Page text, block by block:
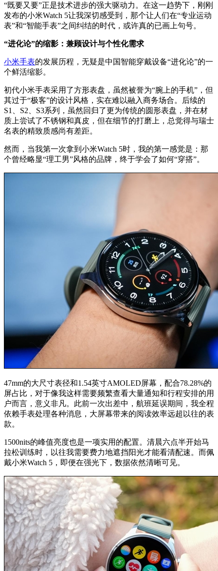
“既要又要”正是技术进步的强大驱动力。在这一趋势下，刚刚
发布的小米Watch 5让我深切感受到，那个让人们在“专业运动
表”和“智能手表”之间纠结的时代，或许真的已画上句号。
“进化论”的缩影：兼顾设计与个性化需求
小米手表的发展历程，无疑是中国智能穿戴设备“进化论”的一
个鲜活缩影。
初代小米手表采用了方形表盘，虽然被誉为“腕上的手机”，但
其过于“极客”的设计风格，实在难以融入商务场合。后续的
S1、S2、S3系列，虽然回归了更为传统的圆形表盘，并在材
质上尝试了不锈钢和真皮，但在细节的打磨上，总觉得与瑞士
名表的精致质感尚有差距。
然而，当我第一次拿到小米Watch 5时，我的第一感觉是：那
个曾经略显“理工男”风格的品牌，终于学会了如何“穿搭”。
47mm的大尺寸表径和1.54英寸AMOLED屏幕，配合78.28%的
屏占比，对于像我这样需要频繁查看大量通知和行程安排的用
户而言，意义非凡。此前一次出差中，航班延误期间，我全程
依赖手表处理各种消息，大屏幕带来的阅读效率远超以往的表
款。
1500nits的峰值亮度也是一项实用的配置。清晨六点半开始马
拉松训练时，以往我需要费力地遮挡阳光才能看清配速。而佩
戴小米Watch 5，即便在强光下，数据依然清晰可见。